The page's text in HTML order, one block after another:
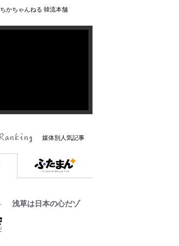
ちかちゃんねる 韓流本舗
媒体別人気記事
浅草は日本の心だゾ